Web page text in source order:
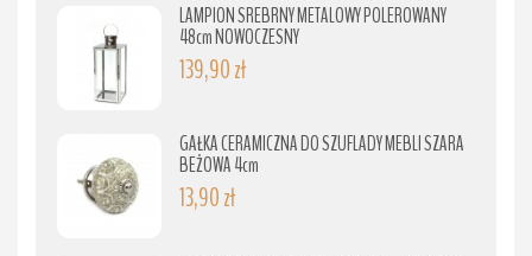
LAMPION SREBRNY METALOWY POLEROWANY
48cm NOWOCZESNY
139,90 zł
GAŁKA CERAMICZNA DO SZUFLADY MEBLI SZARA
BEŻOWA 4cm
13,90 zł